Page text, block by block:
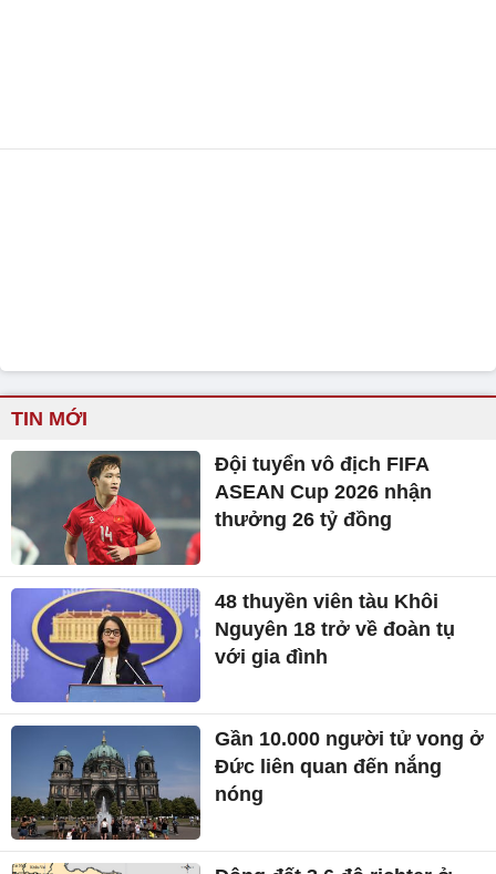
TIN MỚI
Đội tuyển vô địch FIFA
ASEAN Cup 2026 nhận
thưởng 26 tỷ đồng
48 thuyền viên tàu Khôi
Nguyên 18 trở về đoàn tụ
với gia đình
Gần 10.000 người tử vong ở
Đức liên quan đến nắng
nóng